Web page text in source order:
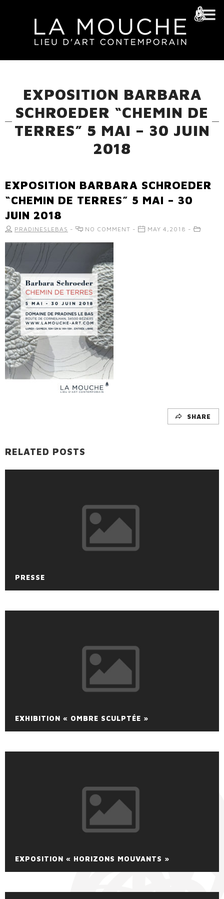
EXPOSITION BARBARA
SCHROEDER “CHEMIN DE
TERRES” 5 MAI – 30 JUIN
2018
EXPOSITION BARBARA SCHROEDER
“CHEMIN DE TERRES” 5 MAI – 30
JUIN 2018
PRADINESLEBAS - NO COMMENT - MAY 4,2018 -
SHARE
RELATED POSTS
PRESSE
EXHIBITION « OMBRE SCULPTÉE »
EXPOSITION « HORIZONS MOUVANTS »